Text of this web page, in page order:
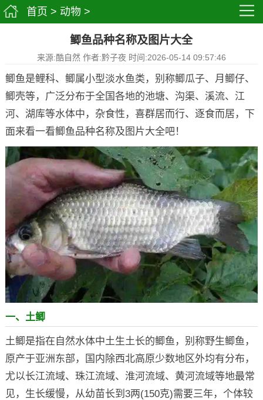
首页 > 动物 >
鲫鱼品种名称及图片大全
来源:酷自然 作者:黔子夜 时间:2026-05-14 09:57:46
鲫鱼是鲤科、鲫属小型淡水鱼类，别称鲫瓜子、月鲫仔、
鲫壳等，广泛分布于全国各地的池塘、沟渠、溪流、江
河、湖库等水体中，杂食性，喜群居而行、逐食而居，下
面来看一看鲫鱼品种名称及图片大全吧！
一、土鲫
土鲫是指在自然水体中土生土长的鲫鱼，别称野生鲫鱼，
原产于亚洲东部，国内除西北高原少数地区外均有分布，
尤以长江流域、珠江流域、淮河流域、黄河流域等地最常
见，生长缓慢，从幼苗长到3两(150克)需要三年，个体较